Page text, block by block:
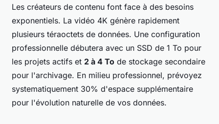
Les créateurs de contenu font face à des besoins
exponentiels. La vidéo 4K génère rapidement
plusieurs téraoctets de données. Une configuration
professionnelle débutera avec un SSD de 1 To pour
les projets actifs et 2 à 4 To de stockage secondaire
pour l'archivage. En milieu professionnel, prévoyez
systematiquement 30% d'espace supplémentaire
pour l'évolution naturelle de vos données.